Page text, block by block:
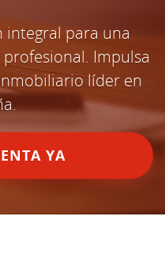
integral para una
Impulsa
líder en
YA